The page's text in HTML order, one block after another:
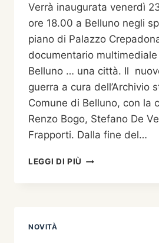
Verrà inaugurata venerdì
ore 18.00 a Belluno negli
piano di Palazzo
documentario
Belluno … una città. Il
guerra a cura dell’Archivio
Comune di Belluno, con la
Renzo Bogo, Stefano De
Frapporti. Dalla fine del…
LEGGI DI PIÙ BELLUNO
NOVITÀ